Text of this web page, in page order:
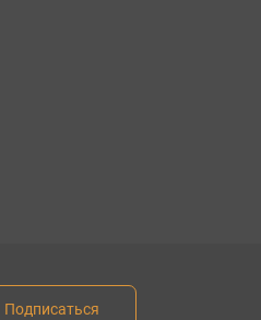
Подписаться